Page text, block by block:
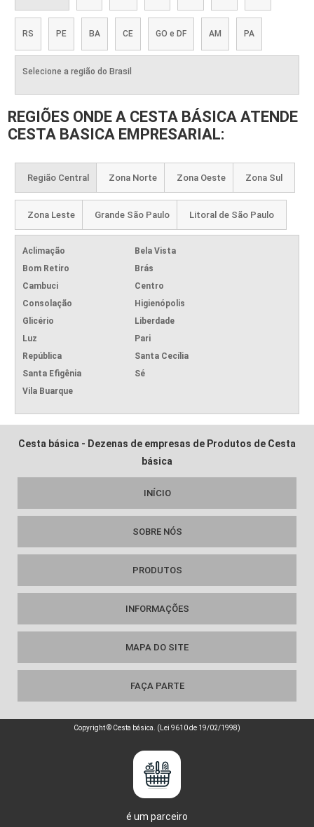
RS PE BA CE GO e DF AM PA
Selecione a região do Brasil
REGIÕES ONDE A CESTA BÁSICA ATENDE
CESTA BASICA EMPRESARIAL:
Região Central Zona Norte Zona Oeste Zona Sul
Zona Leste Grande São Paulo Litoral de São Paulo
Aclimação
Bela Vista
Bom Retiro
Brás
Cambuci
Centro
Consolação
Higienópolis
Glicério
Liberdade
Luz
Pari
República
Santa Cecília
Santa Efigênia
Sé
Vila Buarque
Cesta básica - Dezenas de empresas de Produtos de Cesta
básica
INÍCIO
SOBRE NÓS
PRODUTOS
INFORMAÇÕES
MAPA DO SITE
FAÇA PARTE
Copyright © Cesta básica. (Lei 9610 de 19/02/1998)
é um parceiro